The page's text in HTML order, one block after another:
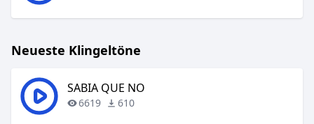
Neueste Klingeltöne
SABIA QUE NO
6619 610